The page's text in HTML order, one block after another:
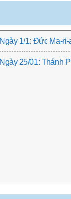
Ngày 1/1: Đức Ma-
Ngày 25/01: Thánh